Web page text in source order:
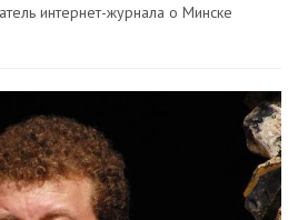
интернет-журнала о Минске